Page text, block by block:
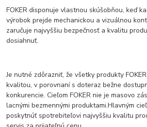
FOKER disponuje vlastnou skúšobňou, keď
výrobok prejde mechanickou a vizuálnou
zaručuje najvyššiu bezpečnosť a kvalitu
dosiahnuť.
Je nutné zdôrazniť, že všetky produkty
kvalitou, v porovnaní s doteraz bežne
konkurencie. Cieľom FOKER nie je masovo
lacnými bezmennými produktami.Hlavným
poskytnúť spotrebiteľovi najvyššiu kvalitu